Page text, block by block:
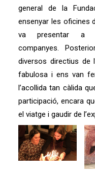
general de la
ensenyar les oficines
va presentar a
companyes.
diversos directius de
fabulosa i ens van
l’acollida tan càlida
participació, encara
el viatge i gaudir de